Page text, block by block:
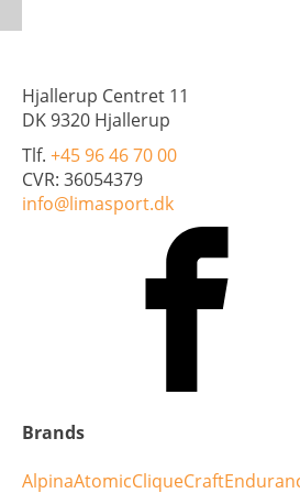
Hjallerup Centret 11
DK 9320 Hjallerup
Tlf. +45 96 46 70 00
CVR: 36054379
info@limasport.dk
Brands
AlpinaAtomicCliqueCraft